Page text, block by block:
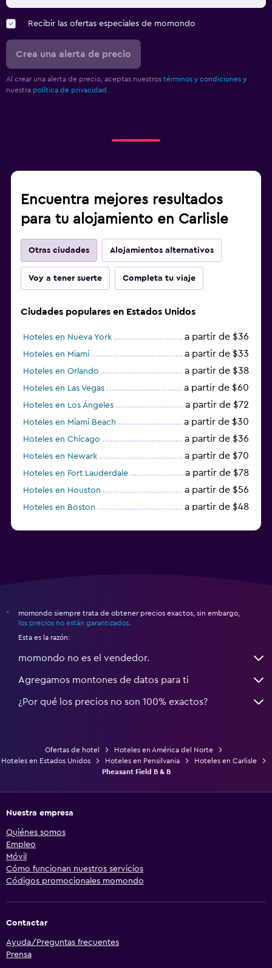
Recibir las ofertas especiales de momondo
Crea una alerta de precio
Al crear una alerta de precio, aceptas nuestros términos y condiciones y
nuestra política de privacidad.
Encuentra mejores resultados
para tu alojamiento en Carlisle
Otras ciudades Alojamientos alternativos
Voy a tener suerte Completa tu viaje
Ciudades populares en Estados Unidos
Hoteles en Nueva York a partir de $36
Hoteles en Miami a partir de $33
Hoteles en Orlando a partir de $38
Hoteles en Las Vegas a partir de $60
Hoteles en Los Ángeles a partir de $72
Hoteles en Miami Beach a partir de $30
Hoteles en Chicago a partir de $36
Hoteles en Newark a partir de $70
Hoteles en Fort Lauderdale a partir de $78
Hoteles en Houston a partir de $56
Hoteles en Boston a partir de $48
*
momondo siempre trata de obtener precios exactos, sin embargo,
los precios no están garantizados
Esta es la razón:
momondo no es el vendedor.
Agregamos montones de datos para ti
¿Por qué los precios no son 100% exactos?
Ofertas de hotel
Hoteles en América del Norte
Hoteles en Estados Unidos
Hoteles en Pensilvania
Hoteles en Carlisle
Pheasant Field B & B
Nuestra empresa
Quiénes somos
Empleo
Móvil
Cómo funcionan nuestros servicios
Códigos promocionales momondo
Contactar
Ayuda/Preguntas frecuentes
Prensa